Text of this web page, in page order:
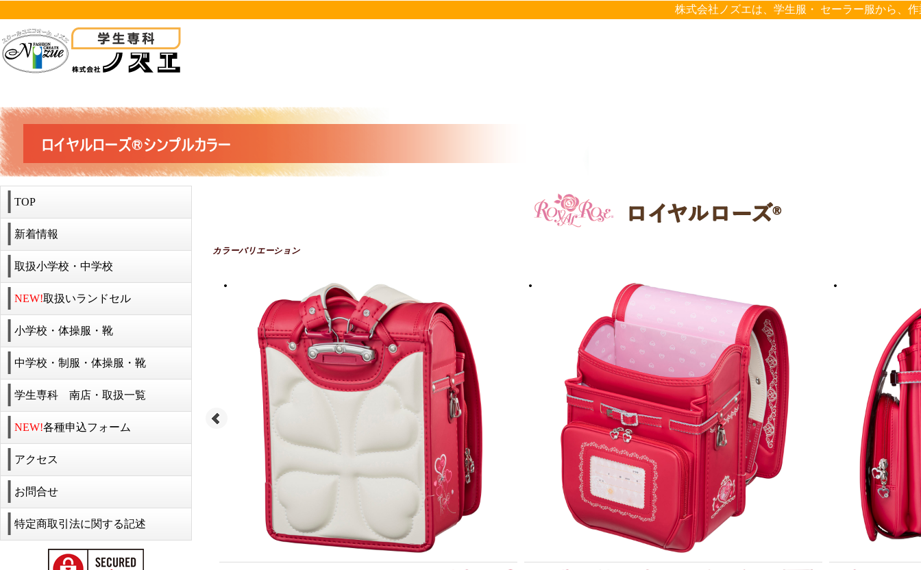
株式会社ノズエは、学生服・ セーラー服から、
カラーバリエーション
TOP
新着情報
取扱小学校・中学校
NEW!取扱いランドセル
小学校・体操服・靴
中学校・制服・体操服・靴
学生専科 南店・取扱一覧
NEW!各種申込フォーム
アクセス
お問合せ
特定商取引法に関する記述